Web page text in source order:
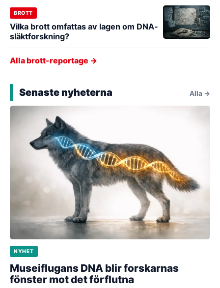
BROTT
Vilka brott omfattas av lagen om DNA-
släktforskning?
Alla brott-reportage →
Senaste nyheterna Alla →
NYHET
Museiflugans DNA blir forskarnas
fönster mot det förflutna